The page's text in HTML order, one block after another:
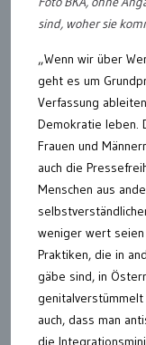
sind, woher sie
„Wenn wir über
geht es um
Verfassung
Demokratie leben.
Frauen und
auch die
Menschen aus
weniger wert seien
Praktiken, die in
gäbe sind, in
auch, dass man
die